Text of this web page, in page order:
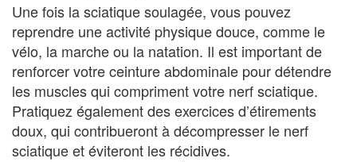
Une fois la sciatique soulagée, vous pouvez
reprendre une activité physique douce, comme le
vélo, la marche ou la natation. Il est important de
renforcer votre ceinture abdominale pour détendre
les muscles qui compriment votre nerf sciatique.
Pratiquez également des exercices d’étirements
doux, qui contribueront à décompresser le nerf
sciatique et éviteront les récidives.